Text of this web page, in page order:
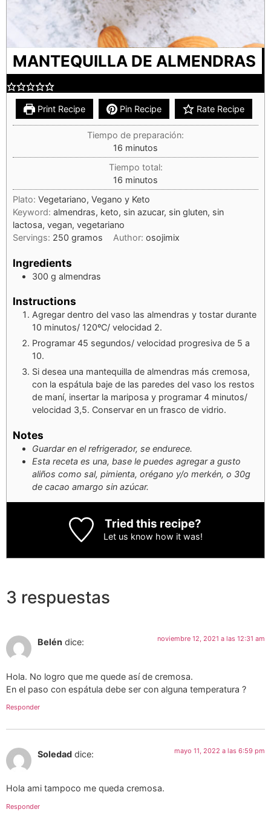
MANTEQUILLA DE ALMENDRAS
Print Recipe Pin Recipe Rate Recipe
Tiempo de preparación:
16 minutos
Tiempo total:
16 minutos
Plato: Vegetariano, Vegano y Keto
Keyword: almendras, keto, sin azucar, sin gluten, sin
lactosa, vegan, vegetariano
Servings: 250 gramos Author:osojimix
Ingredients
300 g almendras
Instructions
Agregar dentro del vaso las almendras y tostar durante
10 minutos/ 120ºC/ velocidad 2.
Programar 45 segundos/ velocidad progresiva de 5 a
10.
Si desea una mantequilla de almendras más cremosa,
con la espátula baje de las paredes del vaso los restos
de maní, insertar la mariposa y programar 4 minutos/
velocidad 3,5. Conservar en un frasco de vidrio.
Notes
Guardar en el refrigerador, se endurece.
Esta receta es una, base le puedes agregar a gusto
aliños como sal, pimienta, orégano y/o merkén, o 30g
de cacao amargo sin azúcar.
Tried this recipe?
Let us know how it was!
3 respuestas
Belén dice: noviembre 12, 2021 a las 12:31 am
Hola. No logro que me quede así de cremosa.
En el paso con espátula debe ser con alguna temperatura ?
Responder
Soledad dice: mayo 11, 2022 a las 6:59 pm
Hola ami tampoco me queda cremosa.
Responder